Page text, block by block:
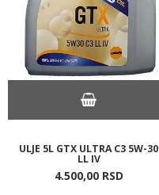
ULJE 5L GTX ULTRA C3 5W-30
LL IV
4.500,00 RSD